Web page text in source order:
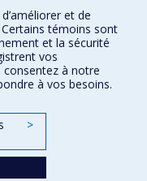
et de
témoins sont
et la sécurité
vos
à notre
à vos besoins.
>